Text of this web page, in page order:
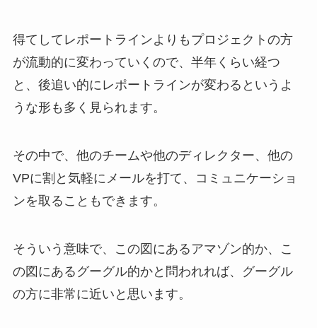
得てしてレポートラインよりもプロジェクトの方
が流動的に変わっていくので、半年くらい経つ
と、後追い的にレポートラインが変わるというよ
うな形も多く見られます。
その中で、他のチームや他のディレクター、他の
VPに割と気軽にメールを打て、コミュニケーショ
ンを取ることもできます。
そういう意味で、この図にあるアマゾン的か、こ
の図にあるグーグル的かと問われれば、グーグル
の方に非常に近いと思います。